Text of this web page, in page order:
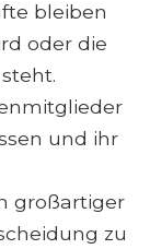
bleiben
oder die
und ihr
großartiger
zu